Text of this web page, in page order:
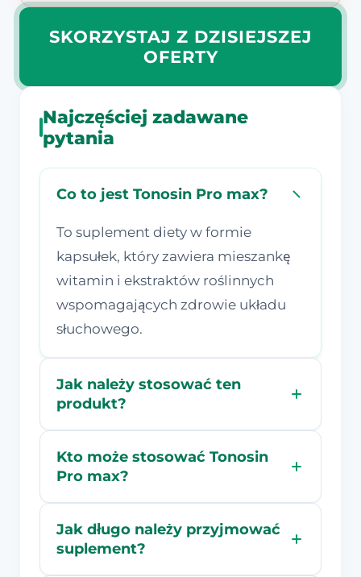
SKORZYSTAJ Z DZISIEJSZEJ
OFERTY
Najczęściej zadawane
pytania
Co to jest Tonosin Pro max?
To suplement diety w formie
kapsułek, który zawiera mieszankę
witamin i ekstraktów roślinnych
wspomagających zdrowie układu
słuchowego.
Jak należy stosować ten
produkt?
Kto może stosować Tonosin
Pro max?
Jak długo należy przyjmować
suplement?